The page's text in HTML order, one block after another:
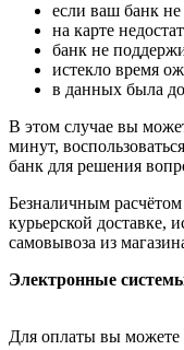
если ваш банк
на карте
банк не
истекло время
в данных была
В этом случае вы
минут,
банк для решения
Безналичным
курьерской доставке,
самовывоза из
Электронные
Для оплаты вы можете